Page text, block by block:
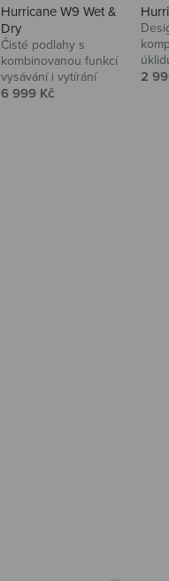
Hurricane W9 Wet &
Dry
Čisté podlahy s
kombinovanou funkcí
vysávání i vytírání
Prodejní cena
6 999 Kč
2